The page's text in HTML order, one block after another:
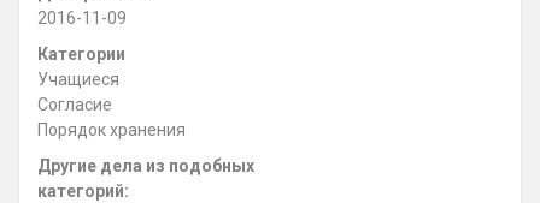
2016-11-09
Категории
Учащиеся
Согласие
Порядок хранения
Другие дела из подобных
категорий: